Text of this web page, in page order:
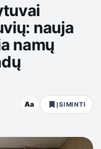
nauja
namų
Aa ĮSIMINTI